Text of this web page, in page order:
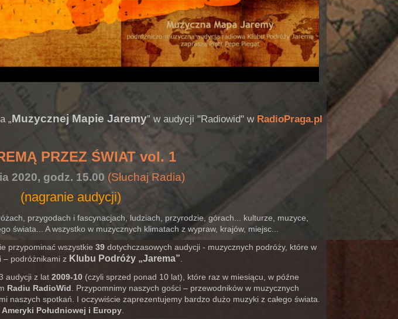
„Muzycznej Mapie Jaremy” w audycji "Radiowid" w RadioPraga.pl
PRZEZ ŚWIAT vol. 1
2020, godz. 15.00 (Słuchaj Radia)
(nagranie audycji)
przygodach i fascynacjach, ludziach, przyrodzie, górach... kulturze, muzyce,
świata... A wszystko w muzycznych klimatach z wypraw, krajów, miejsc...
przypominać wszystkie 39 dotychczasowych audycji - muzycznych podróży, które w
– podróżnikami z Klubu Podróży „Jarema”
audycji z lat 2009-10 (czyli sprzed ponad 10 lat), które raz w miesiącu, w późne
Radiu RadioWid . Przypomnimy naszych gości – przewodników w muzycznych
naszych spotkań. I oczywiście zaprezentujemy bardzo dużo muzyki z całego świata.
Południowej i Europy